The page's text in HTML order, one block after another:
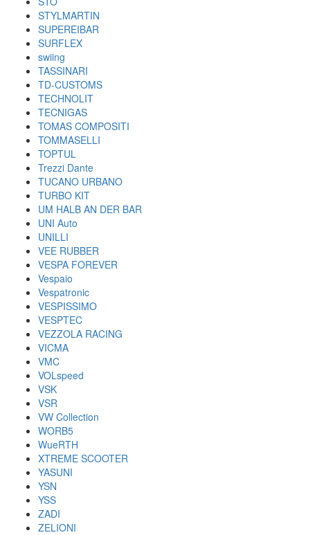
STYLMARTIN
SUPEREIBAR
SURFLEX
swiing
TASSINARI
TD-CUSTOMS
TECHNOLIT
TECNIGAS
TOMAS COMPOSITI
TOMMASELLI
TOPTUL
Trezzi Dante
TUCANO URBANO
TURBO KIT
UM HALB AN DER BAR
UNI Auto
UNILLI
VEE RUBBER
VESPA FOREVER
Vespaio
Vespatronic
VESPISSIMO
VESPTEC
VEZZOLA RACING
VICMA
VMC
VOLspeed
VSK
VSR
VW Collection
WORB5
WueRTH
XTREME SCOOTER
YASUNI
YSN
YSS
ZADI
ZELIONI